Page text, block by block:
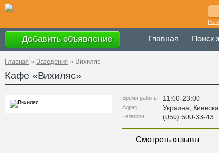
Добавить объявление Главная Поиск
Главная » Заведения » Вихиляс
Кафе «Вихиляс»
Время работы 11:00-23:00
Адрес Украина
Телефон (050) 600-33-43
Смотреть отзывы